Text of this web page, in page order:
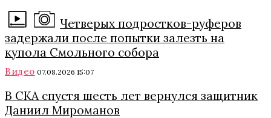
Четверых подростков-руферов
задержали после попытки залезть на
купола Смольного собора
Видео 07.08.2026 15:07
В СКА спустя шесть лет вернулся защитник
Даниил Мироманов